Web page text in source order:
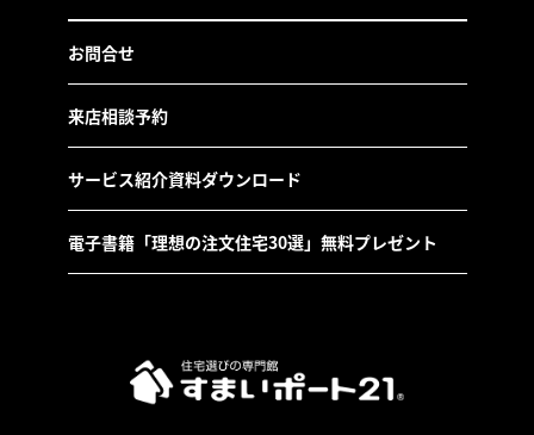
お問合せ
来店相談予約
サービス紹介資料ダウンロード
電子書籍「理想の注文住宅30選」無料プレゼント